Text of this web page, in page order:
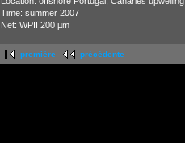
Time: summer 2007
Net: WPII 200 µm
première précédente